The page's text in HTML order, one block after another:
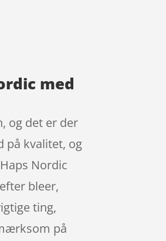
med
og det er der
på kvalitet, og
Nordic
bleer,
ting,
på